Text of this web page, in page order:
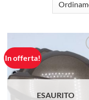
In offerta!
alla
ESAURITO